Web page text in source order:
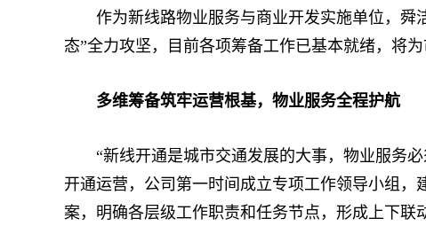
作为新线路物业服务与商业开发实施单位，舜
态”全力攻坚，目前各项筹备工作已基本就绪，将
多维筹备筑牢运营根基，物业服务全程护航
“新线开通是城市交通发展的大事，物业服务必
开通运营，公司第一时间成立专项工作领导小组
案，明确各层级工作职责和任务节点，形成上下联